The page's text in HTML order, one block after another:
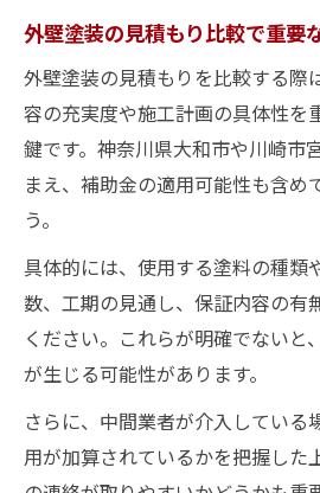
外壁塗装の見積もり比較で重要
外壁塗装の見積もりを比較する際
容の充実度や施工計画の具体性を
鍵です。神奈川県大和市や川崎市
まえ、補助金の適用可能性も含め
う。
具体的には、使用する塗料の種類
数、工期の見通し、保証内容の有
ください。これらが明確でないと
が生じる可能性があります。
さらに、中間業者が介入している
用が加算されているかを把握した